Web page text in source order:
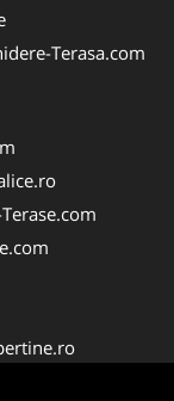
Terasa.com